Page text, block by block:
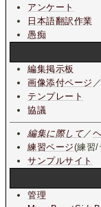
アンケート
日本語翻訳作業
愚痴
編集掲示板
画像添付ページ
テンプレート
協議
編集に際して／
練習ページ(練習/
サンプルサイト
管理